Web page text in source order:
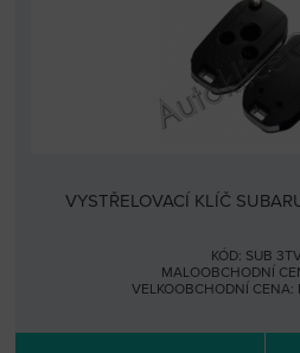
VYSTŘELOVACÍ KLÍČ
KÓD: SUB
MALOOBCHODNÍ
VELKOOBCHODNÍ CENA: